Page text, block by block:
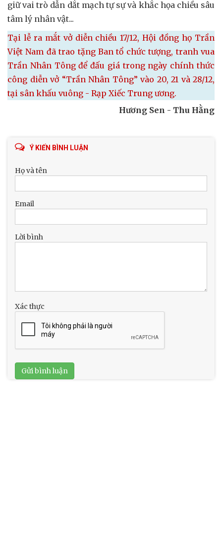
giữ vai trò dẫn dắt mạch tự sự và khắc họa chiều sâu
tâm lý nhân vật...
Tại lễ ra mắt vở diễn chiều 17/12, Hội đồng họ Trần
Việt Nam đã trao tặng Ban tổ chức tượng, tranh vua
Trần Nhân Tông để đấu giá trong ngày chính thức
công diễn vở “Trần Nhân Tông” vào 20, 21 và 28/12,
tại sân khấu vuông - Rạp Xiếc Trung ương.
Hương Sen - Thu Hằng
Ý KIẾN BÌNH LUẬN
Họ và tên
Email
Lời bình
Xác thực
Gửi bình luận